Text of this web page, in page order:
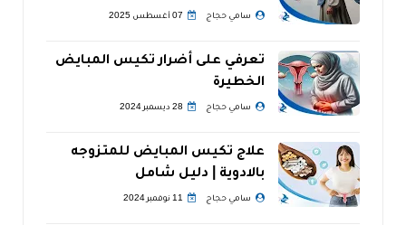
سامي حجاج 07 أغسطس 2025
تعرفي على أضرار تكيس المبايض
الخطيرة
سامي حجاج 28 ديسمبر 2024
علاج تكيس المبايض للمتزوجه
بالادوية | دليل شامل
سامي حجاج 11 نوفمبر 2024